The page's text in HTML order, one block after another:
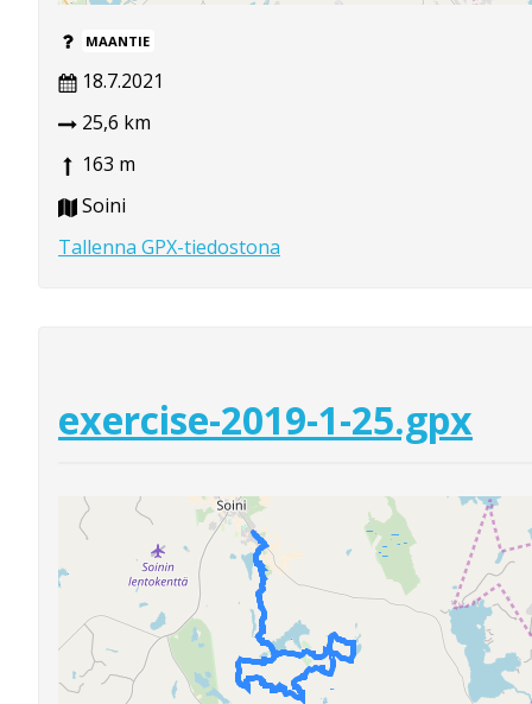
MAANTIE
18.7.2021
25,6 km
163 m
Soini
Tallenna GPX-tiedostona
exercise-2019-1-25.gpx